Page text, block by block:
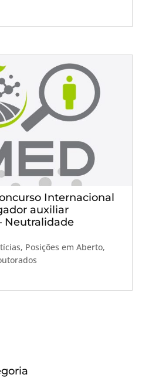
Internacional
auxiliar
Neutralidade
, Posições em Aberto,